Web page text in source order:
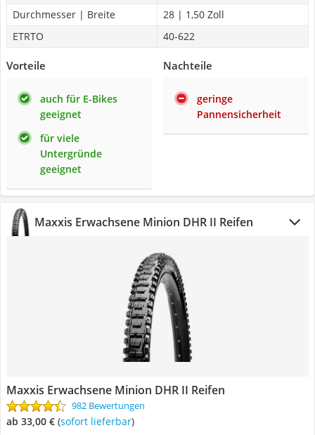
Durchmesser | Breite
28 | 1,50 Zoll
ETRTO
40-622
Vorteile
auch für E-Bikes
geeignet
für viele
Untergründe
geeignet
Nachteile
geringe
Pannensicherheit
Maxxis Erwachsene Minion DHR II Reifen
Maxxis Erwachsene Minion DHR II Reifen
982 Bewertungen
ab 33,00 € ( Sofort lieferbar)